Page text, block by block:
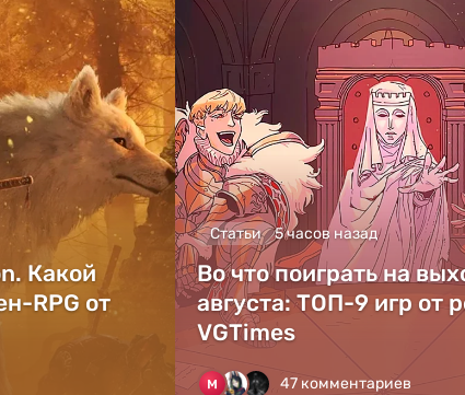
Какой
RPG от
Статьи 5 часов назад
Во что поиграть на
августа: ТОП-9 игр от
VGTimes
47 комментариев